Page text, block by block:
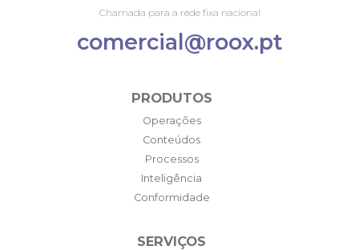
Chamada para a rede fixa nacional
comercial@roox.pt
PRODUTOS
Operações
Conteúdos
Processos
Inteligência
Conformidade
SERVIÇOS